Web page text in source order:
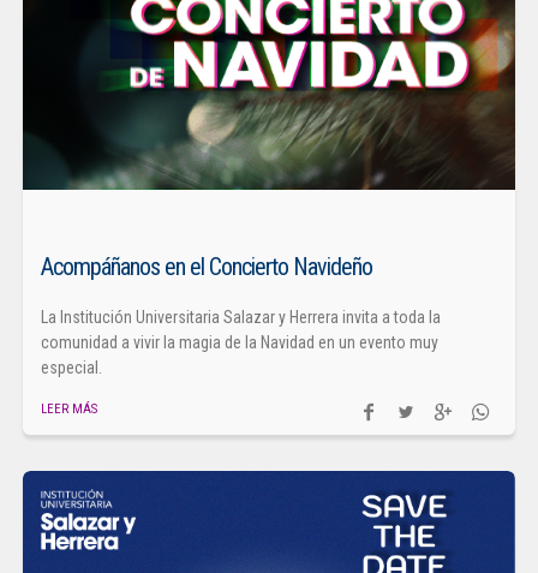
Acompáñanos en el Concierto Navideño
La Institución Universitaria Salazar y Herrera invita a toda la
comunidad a vivir la magia de la Navidad en un evento muy
especial.
LEER MÁS